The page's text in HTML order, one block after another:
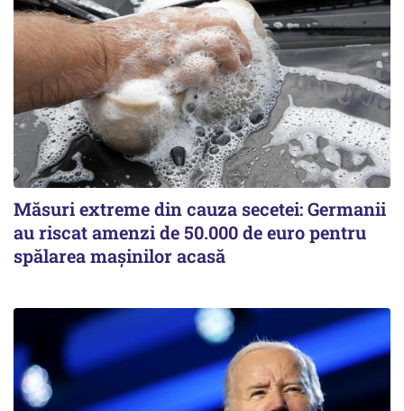
Măsuri extreme din cauza secetei: Germanii
au riscat amenzi de 50.000 de euro pentru
spălarea mașinilor acasă